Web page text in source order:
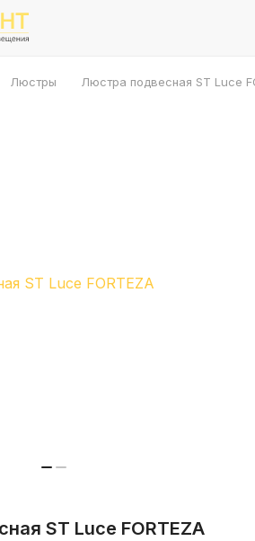
Люстры Люстра подвесная ST Luce
ST Luce FORTEZA